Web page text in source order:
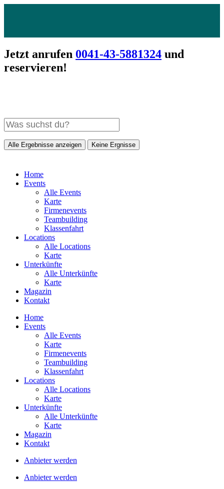
Jetzt anrufen 0041-43-5881324 und
reservieren!
Alle Ergebnisse anzeigen Keine Ergnisse
Home
Events
Alle Events
Karte
Firmenevents
Teambuilding
Klassenfahrt
Locations
Alle Locations
Karte
Unterkünfte
Alle Unterkünfte
Karte
Magazin
Kontakt
Home
Events
Alle Events
Karte
Firmenevents
Teambuilding
Klassenfahrt
Locations
Alle Locations
Karte
Unterkünfte
Alle Unterkünfte
Karte
Magazin
Kontakt
Anbieter werden
Anbieter werden